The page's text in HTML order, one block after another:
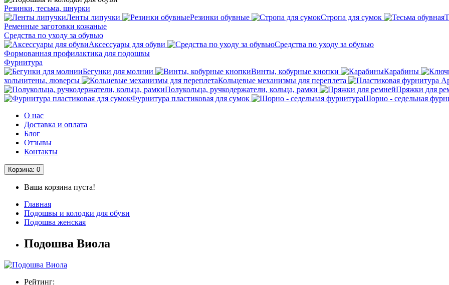
Резинки, тесьма, шнурки
Ленты липучки
Резинки обувные Стропа для сумок
Ременные заготовки кожаные
Средства по уходу за обувью
Аксессуары для обуви
Средства по уходу за обувью
Формованная профилактика для подошвы
Фурнитура
Бегунки для молнии
Винты, кобурные кнопки
Карабины
хольнитены, люверсы
Кольцевые механизмы для переплета
Полукольца, ручкодержатели, кольца, рамки
Пряжки для
Фурнитура пластиковая для сумок
Шорно - седельная
О нас
Доставка и оплата
Блог
Отзывы
Контакты
Корзина: 0
Ваша корзина пуста!
Главная
Подошвы и колодки для обуви
Подошва женская
Подошва Виола
Рейтинг: